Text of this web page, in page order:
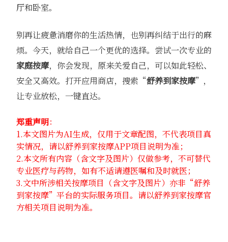
厅和卧室。
别再让疲惫消磨你的生活热情，也别再纠结于出行的麻
烦。今天，就给自己一个更优的选择。尝试一次专业的
家庭按摩，你会发现，原来关爱自己，可以如此轻松、
安全又高效。打开应用商店，搜索“舒养到家按摩”，
让专业放松，一键直达。
郑重声明：
1.本文图片为AI生成，仅用于文章配图，不代表项目真
实情况，请以舒养到家按摩APP项目说明为准；
2.本文所有内容（含文字及图片）仅做参考，不可替代
专业医疗与药物，如有不适请遵医嘱和及时就医；
3.文中所涉相关按摩项目（含文字及图片）亦非“舒养
到家按摩”平台的实际服务项目。请以舒养到家按摩官
方相关项目说明为准。